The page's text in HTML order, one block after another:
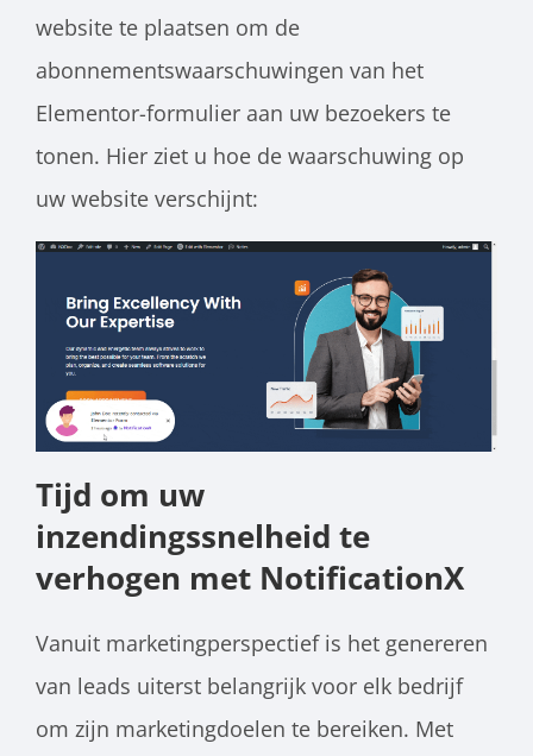
website te plaatsen om de
abonnementswaarschuwingen van het
Elementor-formulier aan uw bezoekers te
tonen. Hier ziet u hoe de waarschuwing op
uw website verschijnt:
Tijd om uw
inzendingssnelheid te
verhogen met NotificationX
Vanuit marketingperspectief is het genereren
van leads uiterst belangrijk voor elk bedrijf
om zijn marketingdoelen te bereiken. Met